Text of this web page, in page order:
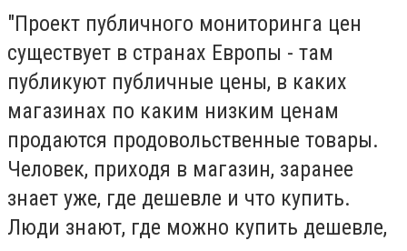
"Проект публичного мониторинга цен
существует в странах Европы - там
публикуют публичные цены, в каких
магазинах по каким низким ценам
продаются продовольственные товары.
Человек, приходя в магазин, заранее
знает уже, где дешевле и что купить.
Люди знают, где можно купить дешевле,